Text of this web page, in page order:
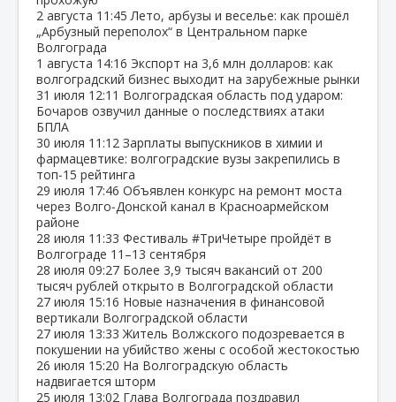
2 августа 11:45 Лето, арбузы и веселье: как прошёл
„Арбузный переполох“ в Центральном парке
Волгограда
1 августа 14:16 Экспорт на 3,6 млн долларов: как
волгоградский бизнес выходит на зарубежные рынки
31 июля 12:11 Волгоградская область под ударом:
Бочаров озвучил данные о последствиях атаки
БПЛА
30 июля 11:12 Зарплаты выпускников в химии и
фармацевтике: волгоградские вузы закрепились в
топ‑15 рейтинга
29 июля 17:46 Объявлен конкурс на ремонт моста
через Волго‑Донской канал в Красноармейском
районе
28 июля 11:33 Фестиваль #ТриЧетыре пройдёт в
Волгограде 11–13 сентября
28 июля 09:27 Более 3,9 тысяч вакансий от 200
тысяч рублей открыто в Волгоградской области
27 июля 15:16 Новые назначения в финансовой
вертикали Волгоградской области
27 июля 13:33 Житель Волжского подозревается в
покушении на убийство жены с особой жестокостью
26 июля 15:20 На Волгоградскую область
надвигается шторм
25 июля 13:02 Глава Волгограда поздравил